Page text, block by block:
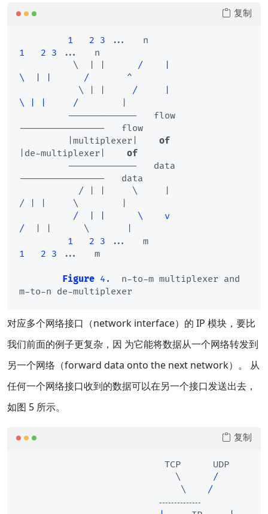
1 2 3
1
2 3 ...   n
          \  | |
/    |
\  | |      /
       ^
           \ | |
/     |
\ | |     /
----------------   flow
         |multiplexer|
of
|de-multiplexer| of
----------------   data
/ | |     \        |
/  | |      \    v
/
  | |      \       |
1
2 3
1
2 3 ...   m
Figure 4.
  n-to-m multiplexer and
复制
对应多个网络接口（network interface）的 IP 模块，要比
我们前面的例子更复杂，因 为它能将数据从一个网络转发到
另一个网络（forward data onto the next network）。 从
任何一个网络接口收到的数据可以在另一个接口发送出去，
如图 5 所示。
                             \
/
                              \
/
--------------
复制